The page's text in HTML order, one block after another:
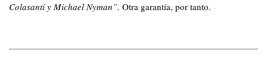
Colasanti y Michael Nyman”. Otra garantía, por tanto.